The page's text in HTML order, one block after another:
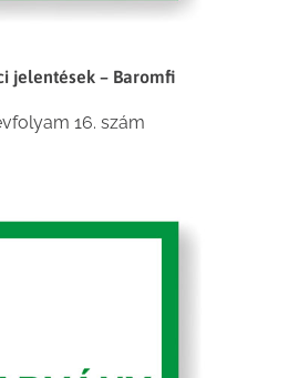
jelentések – Baromfi
16. szám